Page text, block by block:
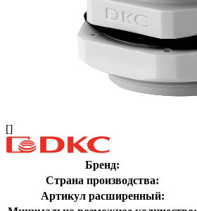
[]
Бренд:
Страна производства:
Артикул расширенный: